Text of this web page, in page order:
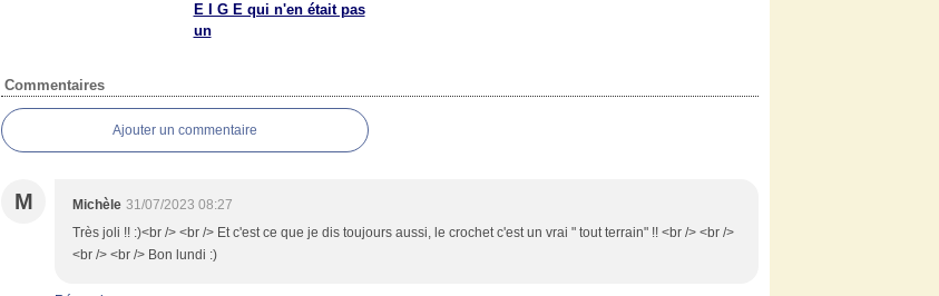
E I G E qui n'en était pas
un
Commentaires
Ajouter un commentaire
M Michèle 31/07/2023 08:27
Très joli !! :)<br /> <br /> Et c'est ce que je dis toujours aussi, le crochet c'est un vrai " tout terrain" !! <br /> <br />
<br /> <br /> Bon lundi :)